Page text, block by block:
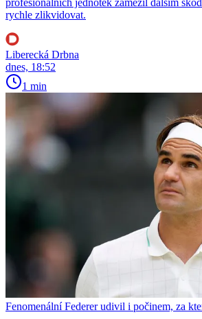
rychle zlikvidovat.
Liberecká Drbna
dnes, 18:52
1 min
Fenomenální Federer udivil i počinem, za